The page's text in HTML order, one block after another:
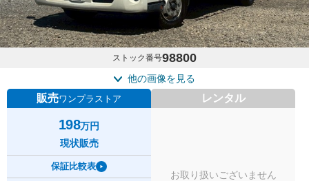
ストック番号98800
他の画像を見る
販売ワンプラストア
198万円
現状販売
保証比較表
レンタル
お取り扱いございません